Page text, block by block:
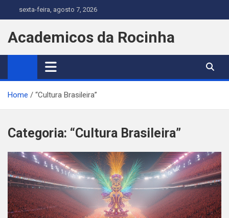
to
content
sexta-feira, agosto 7, 2026
Academicos da Rocinha
Home “Cultura Brasileira”
Categoria: “Cultura Brasileira”